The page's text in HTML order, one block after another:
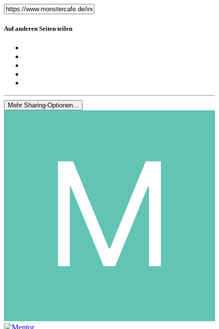
Auf anderen Seiten teilen
Mehr Sharing-Optionen...